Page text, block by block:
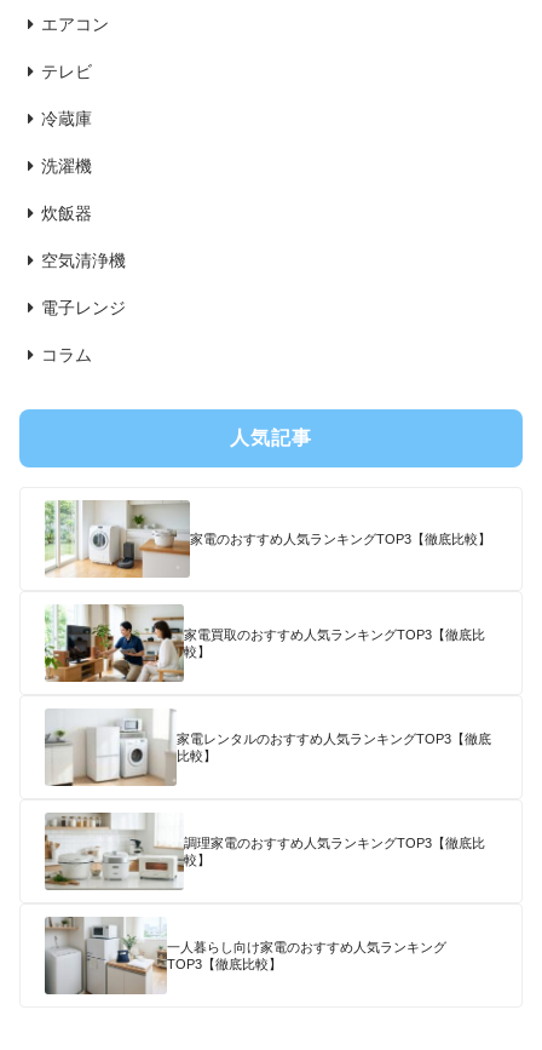
エアコン
テレビ
冷蔵庫
洗濯機
炊飯器
空気清浄機
電子レンジ
コラム
人気記事
家電のおすすめ人気ランキングTOP3【徹底比較】
家電買取のおすすめ人気ランキングTOP3【徹底比
較】
家電レンタルのおすすめ人気ランキングTOP3【徹底
比較】
調理家電のおすすめ人気ランキングTOP3【徹底比
較】
一人暮らし向け家電のおすすめ人気ランキング
TOP3【徹底比較】